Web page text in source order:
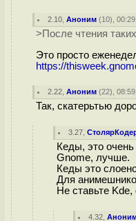
2.10 ,Аноним (10),
>После чтения
Это просто
https://
2.22 ,Аноним (22),
Так, скатерьтью
3.27 ,
Кеды, это очень
Gnome, лучше.
Кеды это
Для
Не ставьте
4.32 ,